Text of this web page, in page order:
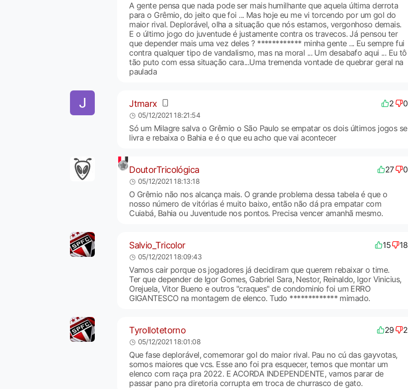
A gente pensa que nada pode ser mais humilhante que aquela última derrota
para o Grêmio, do jeito que foi ... Mas hoje eu me vi torcendo por um gol do
maior rival. Deplorável, olha a situação que nós estamos, vergonhoso demais.
E o último jogo do juventude é justamente contra os travecos. Já pensou ter
que depender mais uma vez deles ? ************ minha gente ... Eu sempre fui
contra qualquer tipo de vandalismo, mas na moral ... Um desabafo aqui ... Eu tô
tão puto com essa situação cara...Uma tremenda vontade de quebrar geral na
paulada
Jtmarx 2 0
05/12/2021 18:21:54
Só um Milagre salva o Grêmio o São Paulo se empatar os dois últimos jogos se
livra e rebaixa o Bahia e é o que eu acho que vai acontecer
DoutorTricológica 27 0
05/12/2021 18:13:18
O Grêmio não nos alcança mais. O grande problema dessa tabela é que o
nosso número de vitórias é muito baixo, então não dá pra empatar com
Cuiabá, Bahia ou Juventude nos pontos. Precisa vencer amanhã mesmo.
Salvio_Tricolor 15 18
05/12/2021 18:09:43
Vamos cair porque os jogadores já decidiram que querem rebaixar o time.
Ter que depender de Igor Gomes, Gabriel Sara, Nestor, Reinaldo, Igor Vinicius,
Orejuela, Vitor Bueno e outros "craques" de condominio foi um ERRO
GIGANTESCO na montagem de elenco. Tudo ************* mimado.
Tyrollotetorno 29 2
05/12/2021 18:01:08
Que fase deplorável, comemorar gol do maior rival. Pau no cú das gayvotas,
somos maiores que vcs. Esse ano foi pra esquecer, temos que montar um
elenco com raça pra 2022. E ACORDA INDEPENDENTE, vamos parar de
passar pano pra diretoria corrupta em troca de churrasco de gato.